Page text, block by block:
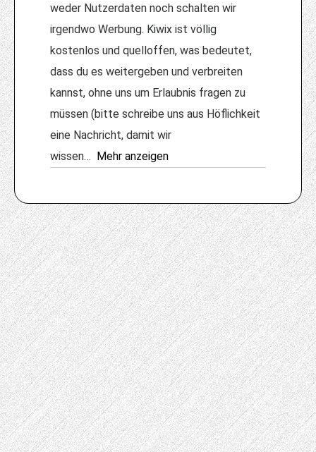
weder Nutzerdaten noch schalten wir
irgendwo Werbung. Kiwix ist völlig
kostenlos und quelloffen, was bedeutet,
dass du es weitergeben und verbreiten
kannst, ohne uns um Erlaubnis fragen zu
müssen (bitte schreibe uns aus Höflichkeit
eine Nachricht, damit wir
wissen
Mehr anzeigen